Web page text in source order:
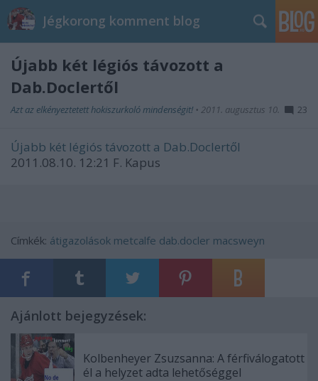
Jégkorong komment blog
Újabb két légiós távozott a
Dab.Doclertől
Azt az elkényeztetett hokiszurkoló mindenségit! • 2011. augusztus 10. 23
Újabb két légiós távozott a Dab.Doclertől
2011.08.10. 12:21 F. Kapus
Címkék: átigazolások metcalfe dab.docler macsweyn
Ajánlott bejegyzések:
Kolbenheyer Zsuzsanna: A férfiválogatott
él a helyzet adta lehetőséggel